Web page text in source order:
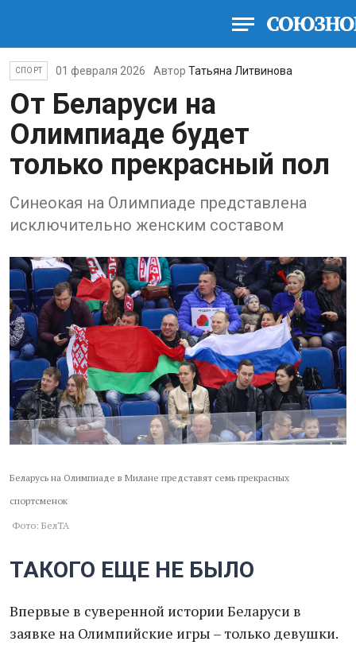
СПОРТ 01 февраля 2026 Автор Татьяна Литвинова
От Беларуси на
Олимпиаде будет
только прекрасный пол
Синеокая на Олимпиаде представлена
исключительно женским составом
Беларусь на Олимпиаде в Милане представят семь прекрасных
спортсменок
Фото: БелТА
ТАКОГО ЕЩЕ НЕ БЫЛО
Впервые в суверенной истории Беларуси в
заявке на Олимпийские игры – только девушки.